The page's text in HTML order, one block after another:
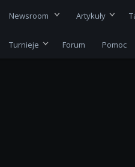
Newsroom Artykuły
Turnieje Forum Pomoc